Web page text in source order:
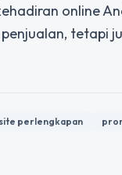
online
tetapi
perlengkapan